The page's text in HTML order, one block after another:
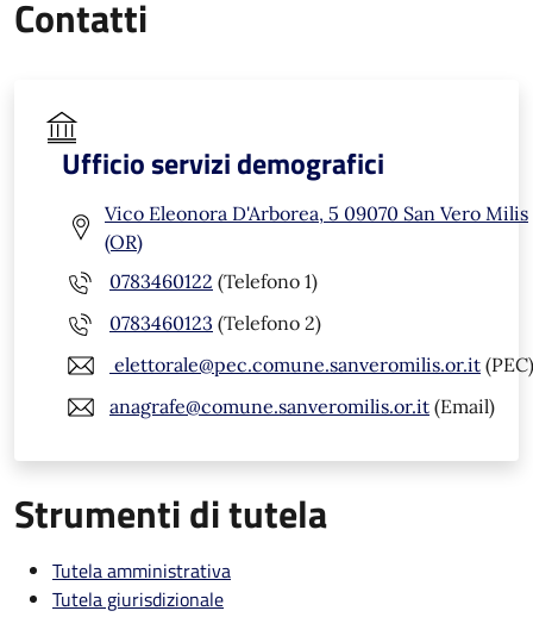
Contatti
Ufficio servizi demografici
Vico Eleonora D'Arborea, 5 09070 San Vero Milis
(OR)
0783460122 (Telefono 1)
0783460123 (Telefono 2)
elettorale@pec.comune.sanveromilis.or.it (PEC)
anagrafe@comune.sanveromilis.or.it (Email)
Strumenti di tutela
Tutela amministrativa
Tutela giurisdizionale